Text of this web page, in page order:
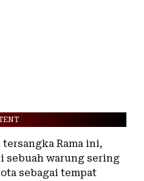
Rama ini,
sebuah warung sering
sebagai tempat